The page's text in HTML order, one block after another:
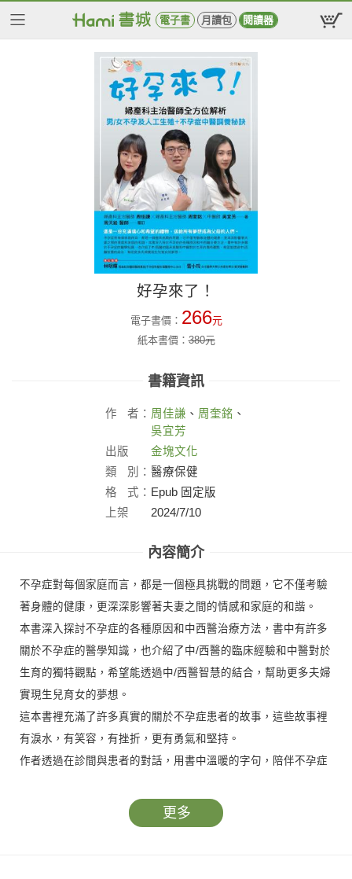
電子書 月讀包 閱讀器
好孕來了！
電子書價： 266元
紙本書價：380元
書籍資訊
作 者： 周佳謙 、 周奎銘 、
吳宜芳
出版
社：
金塊文化
類
別： 醫療保健
格
式： Epub 固定版
上架
2024/7/10
內容簡介
不孕症對每個家庭而言，都是一個極具挑戰的問題，它不僅考驗
著身體的健康，更深深影響著夫妻之間的情感和家庭的和諧。
本書深入探討不孕症的各種原因和中西醫治療方法，書中有許多
關於不孕症的醫學知識，也介紹了中/西醫的臨床經驗和中醫對於
生育的獨特觀點，希望能透過中/西醫智慧的結合，幫助更多夫婦
實現生兒育女的夢想。
這本書裡充滿了許多真實的關於不孕症患者的故事，這些故事裡
有淚水，有笑容，有挫折，更有勇氣和堅持。
作者透過在診間與患者的對話，用書中溫暖的字句，陪伴不孕症
望的終點，而是孕育新生命的起點。
更多